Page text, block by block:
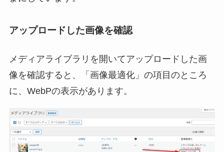
アップロードした画像を確認
メディアライブラリを開いてアップロードした画
像を確認すると、「画像最適化」の項目のところ
に、WebPの表示があります。